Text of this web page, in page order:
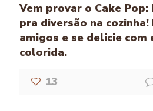
Vem provar o Cake
pra diversão na cozinha!
amigos e se delicie com
colorida.
13